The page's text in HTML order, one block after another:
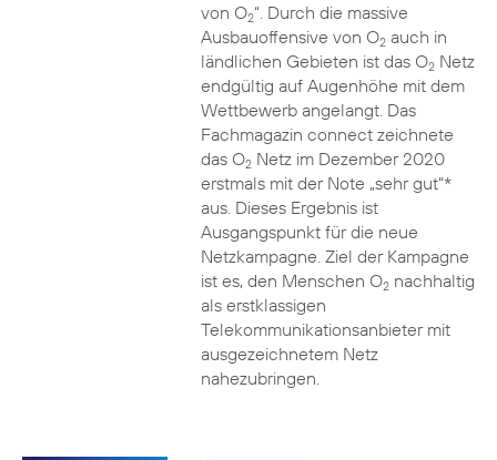
von O2“. Durch die massive
Ausbauoffensive von O2auch in
ländlichen Gebieten ist das O2Netz
endgültig auf Augenhöhe mit dem
Wettbewerb angelangt. Das
Fachmagazin connect zeichnete
das O2Netz im Dezember 2020
erstmals mit der Note „sehr gut“*
aus. Dieses Ergebnis ist
Ausgangspunkt für die neue
Netzkampagne. Ziel der Kampagne
ist es, den Menschen O2nachhaltig
als erstklassigen
Telekommunikationsanbieter mit
ausgezeichnetem Netz
nahezubringen.